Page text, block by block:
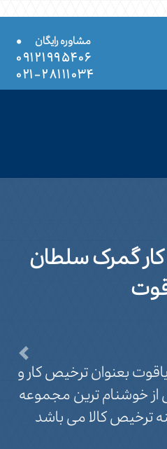
مشاوره رایگان
۰۹۱۲۱۹۹۵۴۰۶
۲۸۱۱۱۰۳۴-۰۲۱
گمرک سلطان
بعنوانترخیص کارو
خوشنام ترین مجموعه
ترخیص کالامی باشد